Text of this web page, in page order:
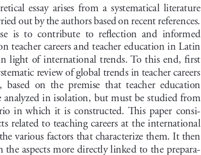
essay  arises  from  a  systematical  literature
out by the authors based on recent references.
is  to  contribute  to  reflection  and  informed
teacher careers and teacher education in Latin
light  of  international  trends.  To  this  end,  first
review of global trends in teacher careers
based  on  the  premise  that  teacher  education
analyzed in isolation, but must be studied from
in  which  it  is  constructed.  This  paper  consi-
related to teaching careers at the international
various factors that characterize them. It then
the aspects more directly linked to the prepara-